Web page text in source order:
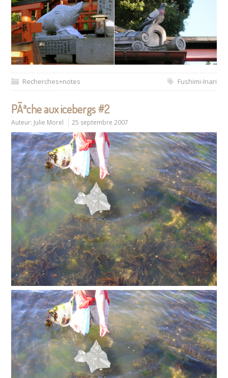
Recherches+notes Fushimi-Inari
PÃªche aux icebergs #2
Auteur: Julie Morel 25 septembre 2007